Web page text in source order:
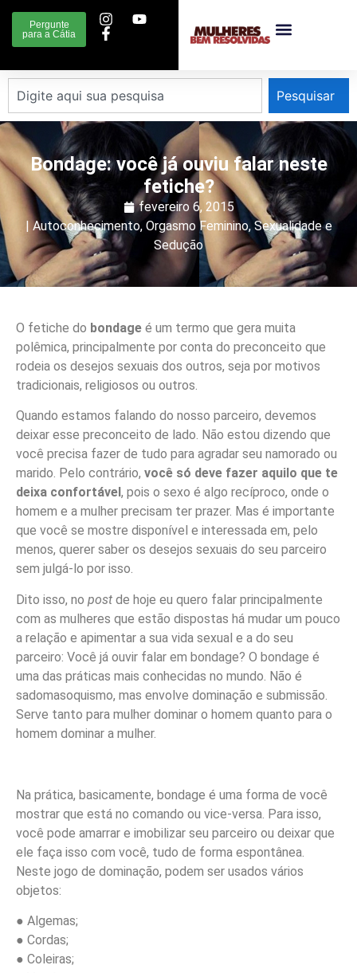
Pergunte
para a Cátia
Pesquisar
Bondage: você já ouviu falar neste
fetiche?
fevereiro 6, 2015
| Autoconhecimento, Orgasmo Feminino, Sexualidade e
Sedução
O fetiche do bondage é um termo que gera muita
polêmica, principalmente por conta do preconceito que
rodeia os desejos sexuais dos outros, seja por motivos
tradicionais, religiosos ou outros.
Quando estamos falando do nosso parceiro, devemos
deixar esse preconceito de lado. Não estou dizendo que
você precisa fazer de tudo para agradar seu namorado ou
marido. Pelo contrário, você só deve fazer aquilo que te
deixa confortável , pois o sexo é algo recíproco, onde o
homem e a mulher precisam ter prazer. Mas é importante
que você se mostre disponível e interessada em, pelo
menos, querer saber os desejos sexuais do seu parceiro
sem julgá-lo por isso.
Dito isso, no post de hoje eu quero falar principalmente
com as mulheres que estão dispostas há mudar um pouco
a relação e apimentar a sua vida sexual e a do seu
parceiro: Você já ouvir falar em bondage? O bondage é
uma das práticas mais conhecidas no mundo. Não é
sadomasoquismo, mas envolve dominação e submissão.
Serve tanto para mulher dominar o homem quanto para o
homem dominar a mulher.
Na prática, basicamente, bondage é uma forma de você
mostrar que está no comando ou vice-versa. Para isso,
você pode amarrar e imobilizar seu parceiro ou deixar que
ele faça isso com você, tudo de forma espontânea.
Neste jogo de dominação, podem ser usados vários
objetos:
● Algemas;
● Cordas;
● Coleiras;